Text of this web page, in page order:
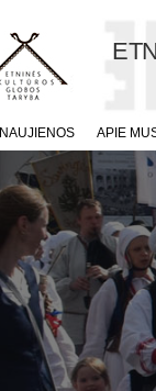
NAUJIENOS APIE